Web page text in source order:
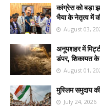
कांग्रेस को बड़ा
भैया के नेतृत्व में
August 03,
अनूपशहर में
डंपर, शिकायत के
August 01,
मुस्लिम समुदाय
July 24, 2026